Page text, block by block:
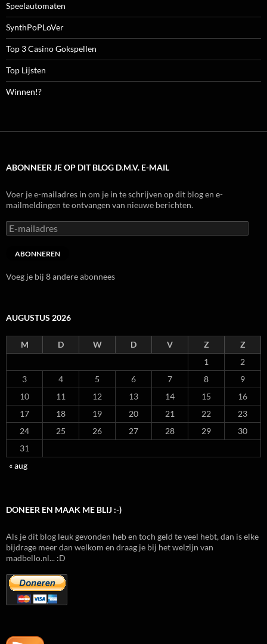
Speelautomaten
SynthPoPLoVer
Top 3 Casino Gokspellen
Top Lijsten
Winnen!?
ABONNEER JE OP DIT BLOG D.M.V. E-MAIL
Voer je e-mailadres in om je in te schrijven op dit blog en e-
mailmeldingen te ontvangen van nieuwe berichten.
E-
mailadres
ABONNEREN
Voeg je bij 8 andere abonnees
AUGUSTUS 2026
M D W D V Z
Z
1
2
3
4 5 6 7 8
9
10
11 12 13 14 15
16
17
18 19 20 21 22
23
24
25 26 27 28 29
30
31
« aug
DONEER EN MAAK ME BLIJ :-)
Als je dit blog leuk gevonden heb en toch geld te veel hebt, dan is elke
bijdrage meer dan welkom en draag je bij het welzijn van
madbello.nl... :D